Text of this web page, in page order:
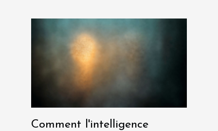
Comment l'intelligence